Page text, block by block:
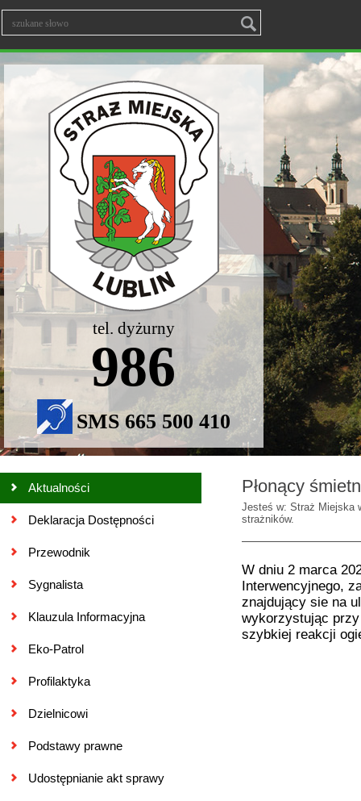
tel. dyżurny
986
SMS 665 500 410
Aktualności
Deklaracja Dostępności
Przewodnik
Sygnalista
Klauzula Informacyjna
Eko-Patrol
Profilaktyka
Dzielnicowi
Podstawy prawne
Udostępnianie akt sprawy
Płonący
Jesteś w: Straż Miejska
strażników.
W dniu 2 marca
Interwencyjnego,
znajdujący sie na
wykorzystując przy
szybkiej reakcji